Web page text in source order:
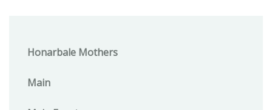
Honarbale Mothers
Main